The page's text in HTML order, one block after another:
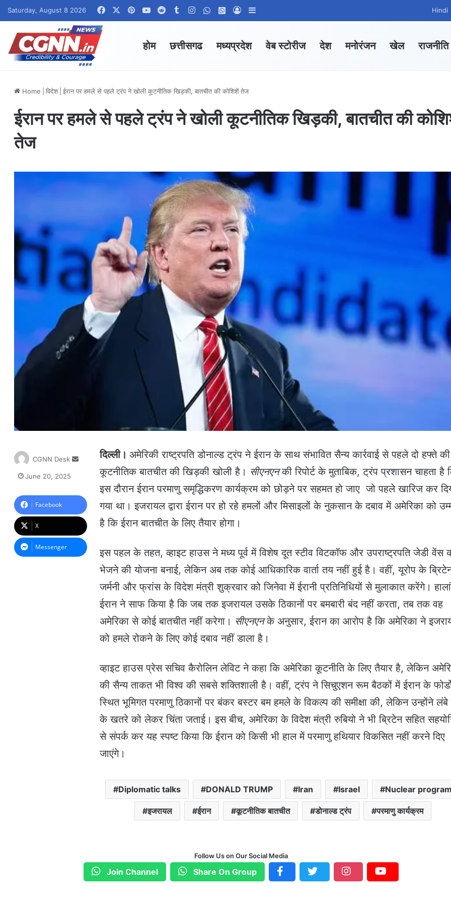
Saturday, August 8 2026 FacebookPinterestYouTubeRedditTumblrInstagramWhatsApp Channel
WhatsApp Group
Log In Hindi
होम छत्तीसगढ मध्यप्रदेश वेब स्टोरीज देश मनोरंजन खेल राजनीति
Home विदेश ईरान पर हमले से पहले ट्रंप ने खोली कूटनीतिक खिड़की, बातचीत की कोशिशें तेज
ईरान पर हमले से पहले ट्रंप ने खोली कूटनीतिक खिड़की, बातचीत की
तेज
दिल्ली।अमेरिकी राष्ट्रपति डोनाल्ड ट्रंप ने ईरान के साथ संभावित सैन्य कार्रवाई से पहले दो हफ्ते की
कूटनीतिक बातचीत की खिड़की खोली है। सीएनएनकी रिपोर्ट के मुताबिक, ट्रंप प्रशासन चाहता है
इस दौरान ईरान परमाणु समृद्धिकरण कार्यक्रम को छोड़ने पर सहमत हो जाए जो पहले खारिज कर
गया था। इजरायल द्वारा ईरान पर हो रहे हमलों और मिसाइलों के नुकसान के दबाव में अमेरिका को
है कि ईरान बातचीत के लिए तैयार होगा।
इस पहल के तहत, व्हाइट हाउस ने मध्य पूर्व में विशेष दूत स्टीव विटकॉफ और उपराष्ट्रपति जेडी वेंस
भेजने की योजना बनाई, लेकिन अब तक कोई आधिकारिक वार्ता तय नहीं हुई है। वहीं, यूरोप के
जर्मनी और फ्रांस के विदेश मंत्री शुक्रवार को जिनेवा में ईरानी प्रतिनिधियों से मुलाकात करेंगे।
ईरान ने साफ किया है कि जब तक इजरायल उसके ठिकानों पर बमबारी बंद नहीं करता, तब तक वह
अमेरिका से कोई बातचीत नहीं करेगा। सीएनएनके अनुसार, ईरान का आरोप है कि अमेरिका ने
को हमले रोकने के लिए कोई दबाव नहीं डाला है।
व्हाइट हाउस प्रेस सचिव कैरोलिन लेविट ने कहा कि अमेरिका कूटनीति के लिए तैयार है, लेकिन
की सैन्य ताकत भी विश्व की सबसे शक्तिशाली है। वहीं, ट्रंप ने सिचुएशन रूम बैठकों में ईरान के
स्थित भूमिगत परमाणु ठिकानों पर बंकर बस्टर बम हमले के विकल्प की समीक्षा की, लेकिन उन्होंने लंबे
के खतरे को लेकर चिंता जताई। इस बीच, अमेरिका के विदेश मंत्री रुबियो ने भी ब्रिटेन सहित
से संपर्क कर यह स्पष्ट किया कि ईरान को किसी भी हाल में परमाणु हथियार विकसित नहीं करने दिए
जाएंगे।
Diplomatic talks DONALD TRUMP Iran Israel Nuclear program
इजरायल ईरान कूटनीतिक बातचीत डोनाल्ड ट्रंप परमाणु कार्यक्रम
CGNN Desk
n
m
June 20, 2025
Facebook
X
Messenger
Follow Us on Our Social Media
Join Channel Share On Group